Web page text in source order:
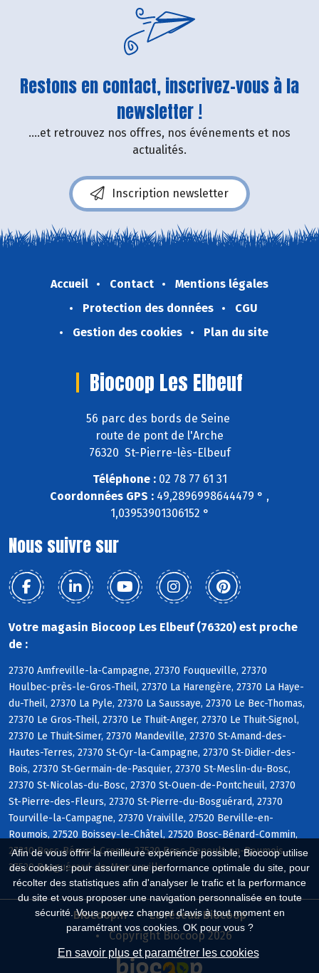
Afin de vous offrir la meilleure expérience possible, Biocoop utilise
des cookies : pour assurer une performance optimale du site, pour
récolter des statistiques afin d'analyser le trafic et la performance
du site et vous proposer une navigation personnalisée en toute
sécurité. Vous pouvez changer d'avis à tout moment en
paramétrant vos cookies. OK pour vous ?
En savoir plus et paramétrer les cookies
Restons en contact, inscrivez-vous à la
newsletter !
....et retrouvez nos offres, nos événements et nos
actualités.
Inscription newsletter
Accueil Contact
Mentions légales
Protection des données
CGU
Gestion des cookies
Plan du site
Biocoop Les Elbeuf
56 parc des bords de Seine
route de pont de l'Arche
76320 St-Pierre-lès-Elbeuf
Téléphone :02 78 77 61 31
Coordonnées GPS : 49,2896998644479 ° ,
1,03953901306152 °
Nous suivre sur
Votre magasin Biocoop Les Elbeuf (76320) est proche
de :
27370 Amfreville-la-Campagne, 27370 Fouqueville, 27370
Houlbec-près-le-Gros-Theil, 27370 La Harengère, 27370 La Haye-
du-Theil, 27370 La Pyle, 27370 La Saussaye, 27370 Le Bec-Thomas,
27370 Le Gros-Theil, 27370 Le Thuit-Anger, 27370 Le Thuit-Signol,
27370 Le Thuit-Simer, 27370 Mandeville, 27370 St-Amand-des-
Hautes-Terres, 27370 St-Cyr-la-Campagne, 27370 St-Didier-des-
Bois, 27370 St-Germain-de-Pasquier, 27370 St-Meslin-du-Bosc,
27370 St-Nicolas-du-Bosc, 27370 St-Ouen-de-Pontcheuil, 27370
St-Pierre-des-Fleurs, 27370 St-Pierre-du-Bosguérard, 27370
Tourville-la-Campagne, 27370 Vraiville, 27520 Berville-en-
Roumois, 27520 Boissey-le-Châtel, 27520 Bosc-Bénard-Commin,
27310 Bosc-Bénard-Crescy, 27520 Bosc-Renoult-en-Roumois,
27520 Bosguérard-de-Marcouville
Biocoop.fr
Le réseau Biocoop
Copyright Biocoop 2026